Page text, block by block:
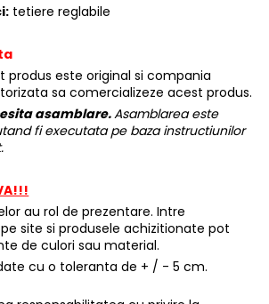
tetiere reglabile
produs este original si compania
sa comercializeze acest produs.
asamblare.Asamblarea este
fi executata pe baza instructiunilor
au rol de prezentare. Intre
site si produsele achizitionate pot
de culori sau material.
cu o toleranta de + / - 5 cm.